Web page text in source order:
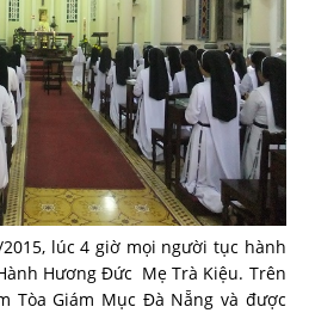
lúc 4 giờ mọi người tục hành
Hương Đức Mẹ Trà Kiệu. Trên
Tòa Giám Mục Đà Nẵng và được